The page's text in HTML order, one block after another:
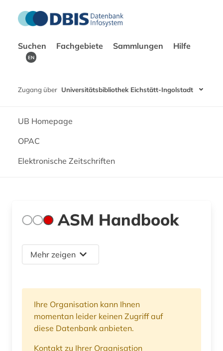
Suchen Fachgebiete Sammlungen Hilfe
EN
Zugang über Universitätsbibliothek Eichstätt-Ingolstadt
UB Homepage
OPAC
Elektronische Zeitschriften
ASM Handbook
Mehr zeigen
Ihre Organisation kann Ihnen
momentan leider keinen Zugriff auf
diese Datenbank anbieten.
Kontakt zu Ihrer Organisation